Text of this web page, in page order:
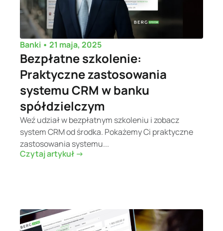
Banki • 21 maja, 2025
Bezpłatne szkolenie:
Praktyczne zastosowania
systemu CRM w banku
spółdzielczym
Weź udział w bezpłatnym szkoleniu i zobacz
system CRM od środka. Pokażemy Ci praktyczne
zastosowania systemu...
Czytaj artykuł ->